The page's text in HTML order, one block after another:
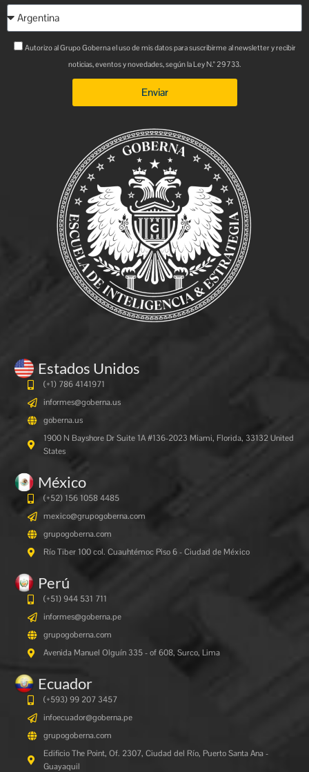
Autorizo al Grupo Goberna el uso de mis datos para suscribirme al newsletter y recibir
noticias, eventos y novedades, según la Ley N.° 29733.
Enviar
Estados Unidos
(+1) 786 4141971
informes@goberna.us
goberna.us
1900 N Bayshore Dr Suite 1A #136-2023 Miami, Florida, 33132 United
States
México
(+52) 156 1058 4485
mexico@grupogoberna.com
grupogoberna.com
Río Tiber 100 col. Cuauhtémoc Piso 6 - Ciudad de México
Perú
(+51) 944 531 711
informes@goberna.pe
grupogoberna.com
Avenida Manuel Olguín 335 - of 608, Surco, Lima
Ecuador
(+593) 99 207 3457
infoecuador@goberna.pe
grupogoberna.com
Edificio The Point, Of. 2307, Ciudad del Río, Puerto Santa Ana -
Guayaquil